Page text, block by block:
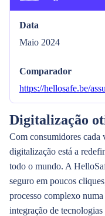
Data
Maio 2024
Comparador
https://hellosafe.be/
Digitalização
Com consumidores cada
digitalização está a
todo o mundo. A
seguro em poucos
processo complexo
integração de